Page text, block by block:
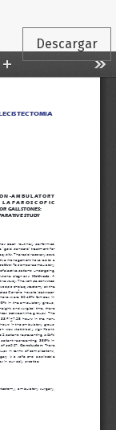
Descargar